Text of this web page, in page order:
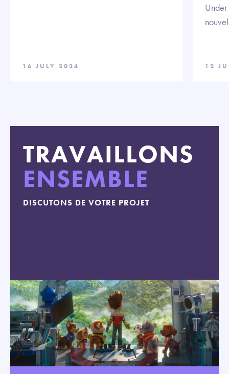
16 JULY 2024 12
TRAVAILLONS
ENSEMBLE
DISCUTONS DE VOTRE PROJET